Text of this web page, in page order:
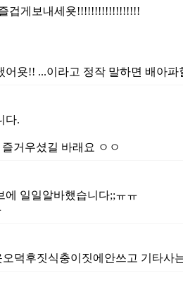
겁게보내세욧!!!!!!!!!!!!!!!!!!
어욧!! ...이라고 정작 말하면 배아파
다.
거우셨길 바래요 ㅇㅇ
에 일일알바했습니다;;ㅠㅠ
덕후짓식충이짓에안쓰고 기타사